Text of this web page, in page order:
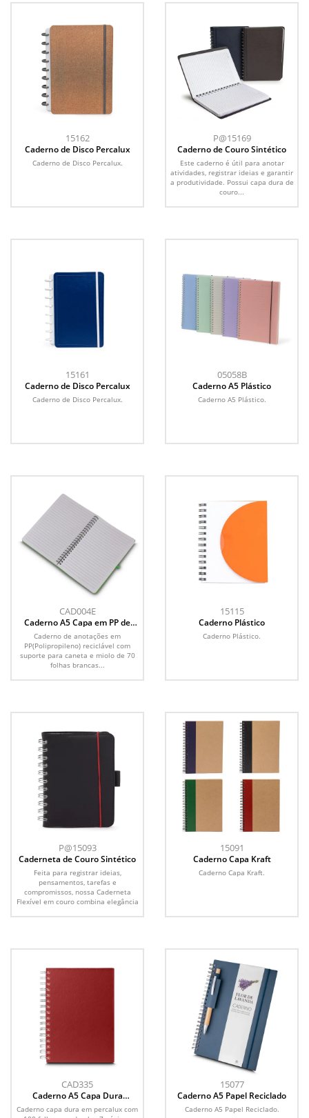
15162
Caderno de Disco Percalux
Caderno de Disco Percalux.
P@15169
Caderno de Couro Sintético
Este caderno é útil para anotar
atividades, registrar ideias e garantir
a produtividade. Possui capa dura de
couro...
15161
Caderno de Disco Percalux
Caderno de Disco Percalux.
05058B
Caderno A5 Plástico
Caderno A5 Plástico.
CAD004E
Caderno A5 Capa em PP de
anotações
Caderno de anotações em
PP(Polipropileno) reciclável com
suporte para caneta e miolo de 70
folhas brancas...
15115
Caderno Plástico
Caderno Plástico.
P@15093
Caderneta de Couro Sintético
Feita para registrar ideias,
pensamentos, tarefas e
compromissos, nossa Caderneta
Flexível em couro combina elegância
15091
Caderno Capa Kraft
Caderno Capa Kraft.
CAD335
Caderno A5 Capa Dura
Percalux
Caderno capa dura em percalux com
15077
Caderno A5 Papel Reciclado
Caderno A5 Papel Reciclado.